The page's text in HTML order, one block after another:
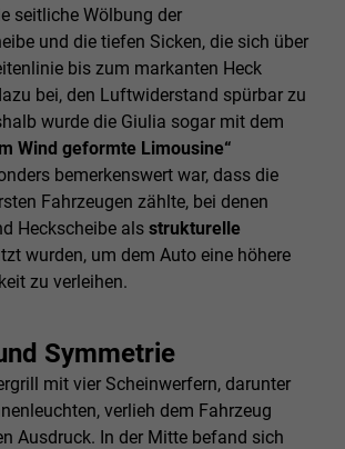
seitliche Wölbung der
und die tiefen Sicken, die sich über
bis zum markanten Heck
bei, den Luftwiderstand spürbar zu
wurde die Giulia sogar mit dem
Wind geformte Limousine“
bemerkenswert war, dass die
Fahrzeugen zählte, bei denen
Heckscheibe als strukturelle
wurden, um dem Auto eine höhere
zu verleihen.
Symmetrie
mit vier Scheinwerfern, darunter
verlieh dem Fahrzeug
Ausdruck. In der Mitte befand sich